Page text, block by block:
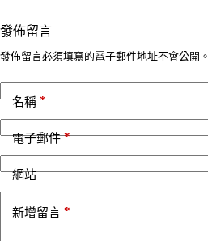
發佈留言
發佈留言必須填寫的電子郵件地址不會公開。
名稱*
電子郵件*
網站
新增留言 *